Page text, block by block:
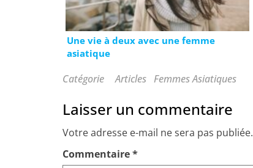
Une vie à deux avec une femme
asiatique
Catégorie Articles Femmes Asiatiques
Laisser un commentaire
Votre adresse e-mail ne sera pas publiée.
Commentaire*